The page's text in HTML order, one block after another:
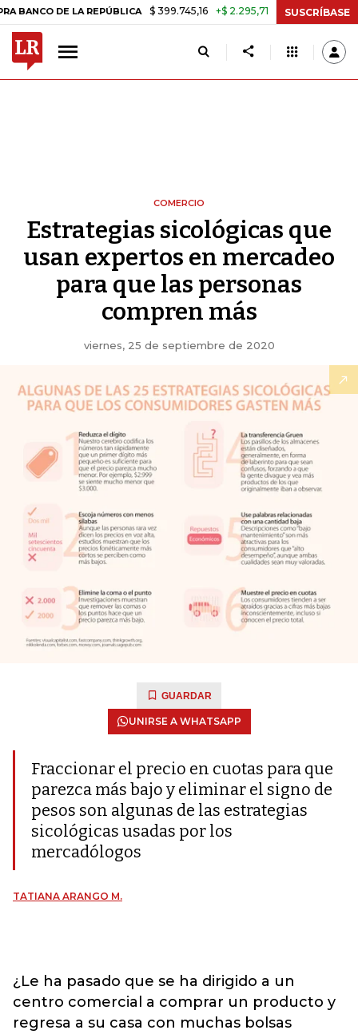
DE LA REPÚBLICA $ 399.745,16 +$ 2.295,71 +0,58% TASA DE
SUSCRÍBASE
COMERCIO
Estrategias sicológicas que
usan expertos en mercadeo
para que las personas
compren más
viernes, 25 de septiembre de 2020
GUARDAR
UNIRSE A WHATSAPP
Fraccionar el precio en cuotas para que
parezca más bajo y eliminar el signo de
pesos son algunas de las estrategias
sicológicas usadas por los
mercadólogos
TATIANA ARANGO M.
¿Le ha pasado que se ha dirigido a un
centro comercial a comprar un producto y
regresa a su casa con muchas bolsas